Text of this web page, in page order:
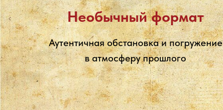
Необычный формат
Аутентичная обстановка и погружение
в атмосферу прошлого